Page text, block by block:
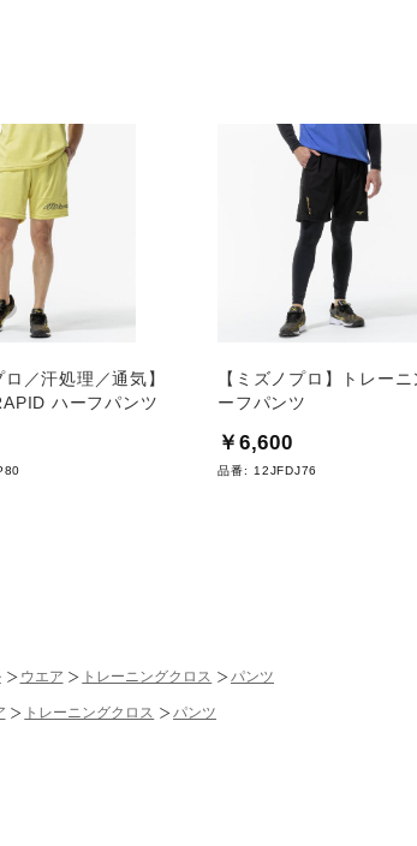
ロ／汗処理／通気】
ハーフパンツ
【ミズノプロ】トレー
ーフパンツ
￥6,600
品番: 12JFDJ76
ウエア トレーニングクロス パンツ
トレーニングクロス パンツ